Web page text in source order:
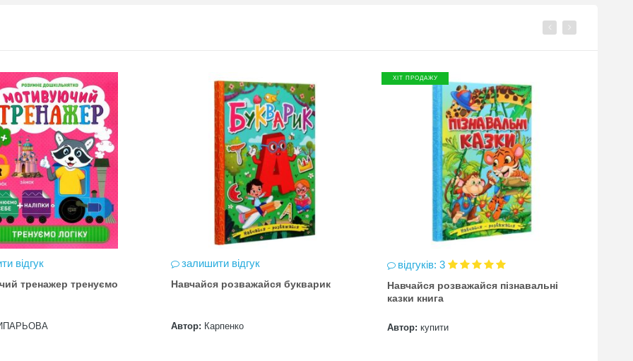
відгук
тренажер тренуємо
залишити відгук
Навчайся розважайся букварик
Автор: Карпенко
ХІТ ПРОДАЖУ
відгуків: 3
Навчайся розважайся пізнавальні
казки книга
Автор: купити